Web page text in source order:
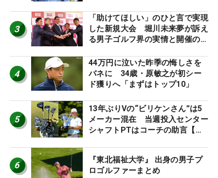
3
「助けてほしい」のひと言で実現
した新規大会 堀川未来夢が訴え
る男子ゴルフ界の実情と開催の舞
4
44万円に泣いた昨季の悔しさを
バネに 34歳・原敏之が初シー
ド獲りへ「まずはトップ10」
5
13年ぶりVの“ビリケンさん”は5
メーカー混在 当週投入センター
シャフトPTはコーチの助言【勝
6
『東北福祉大学』 出身の男子プ
ロゴルファーまとめ